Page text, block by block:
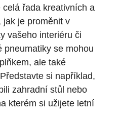
řada kreativních a
jak je proměnit v
vašeho interiéru či
pneumatiky se mohou
ale také
si například,
zahradní stůl nebo
kterém si užijete letní